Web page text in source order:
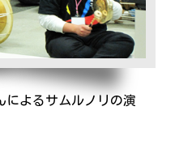
によるサムルノリの演